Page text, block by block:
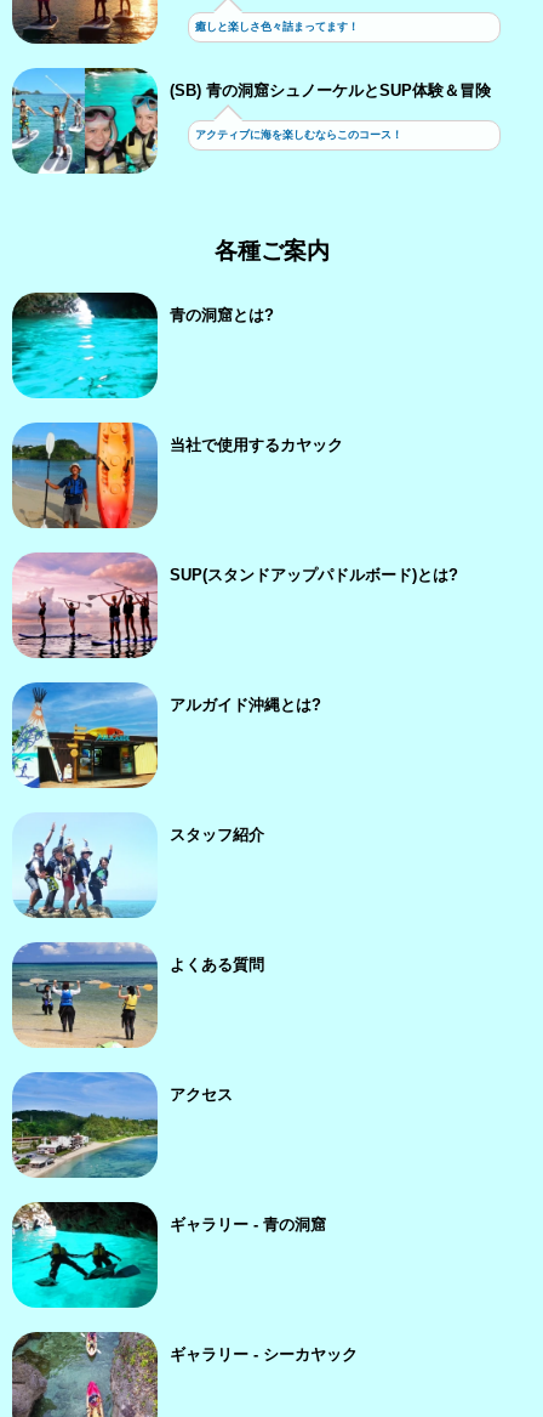
癒しと楽しさ色々詰まってます！
(SB) 青の洞窟シュノーケルとSUP体験＆冒険
アクティブに海を楽しむならこのコース！
各種ご案内
青の洞窟とは?
当社で使用するカヤック
SUP(スタンドアップパドルボード)とは?
アルガイド沖縄とは?
スタッフ紹介
よくある質問
アクセス
ギャラリー - 青の洞窟
ギャラリー - シーカヤック